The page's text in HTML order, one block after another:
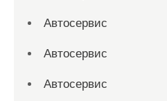
Автосервис
Автосервис
Автосервис